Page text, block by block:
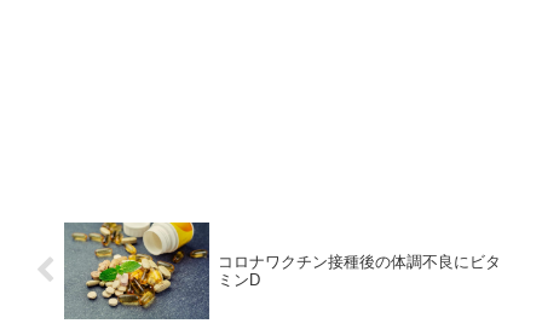
コロナワクチン接種後の体調不良にビタ
ミンD